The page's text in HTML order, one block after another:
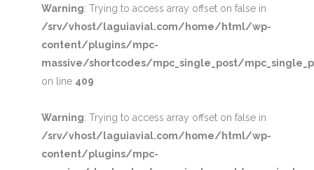
Warning: Trying to access array offset on false in
/srv/vhost/laguiavial.com/home/html/wp-
content/plugins/mpc-
massive/shortcodes/mpc_single_post/
on line 409
Warning: Trying to access array offset on false in
/srv/vhost/laguiavial.com/home/html/wp-
content/plugins/mpc-